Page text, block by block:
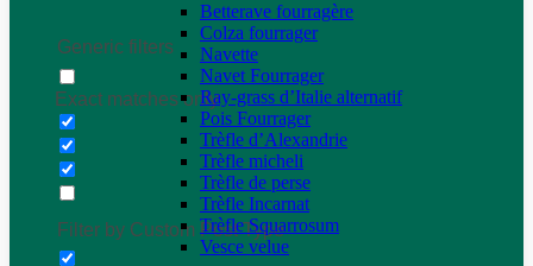
Generic filters
Exact matches only
Filter by Custom Post Type
Betterave fourragère
Colza fourrager
Navette
Navet Fourrager
Ray-grass d’Italie alternatif
Pois Fourrager
Trèfle d’Alexandrie
Trèfle micheli
Trèfle de perse
Trèfle Incarnat
Trèfle Squarrosum
Vesce velue